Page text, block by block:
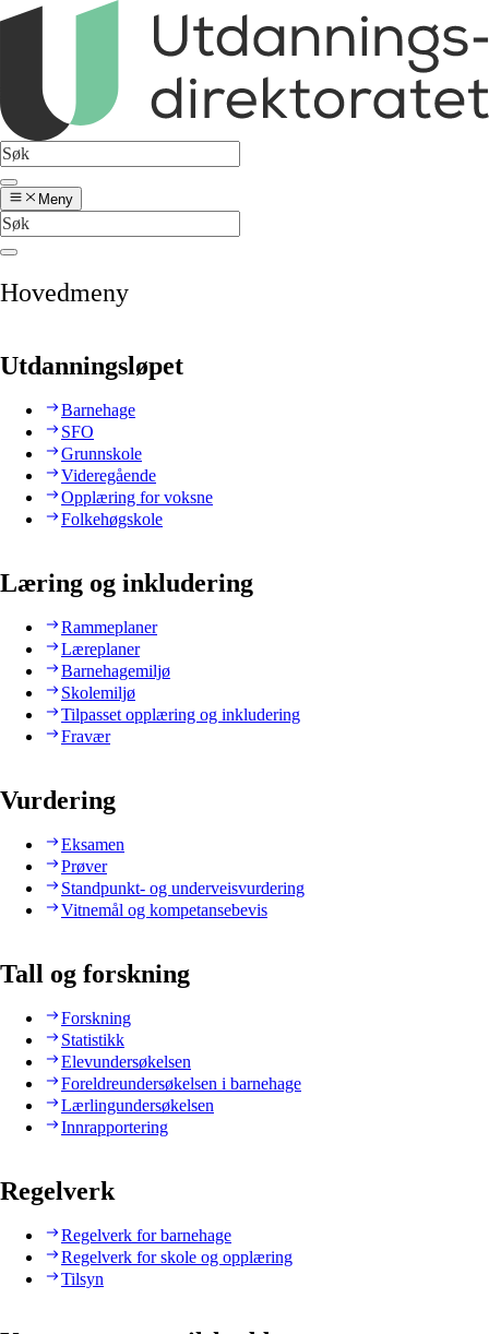
Meny
Hovedmeny
Utdanningsløpet
Barnehage
SFO
Grunnskole
Videregående
Opplæring for voksne
Folkehøgskole
Læring og inkludering
Rammeplaner
Læreplaner
Barnehagemiljø
Skolemiljø
Tilpasset opplæring og inkludering
Fravær
Vurdering
Eksamen
Prøver
Standpunkt- og underveisvurdering
Vitnemål og kompetansebevis
Tall og forskning
Forskning
Statistikk
Elevundersøkelsen
Foreldreundersøkelsen i barnehage
Lærlingundersøkelsen
Innrapportering
Regelverk
Regelverk for barnehage
Regelverk for skole og opplæring
Tilsyn